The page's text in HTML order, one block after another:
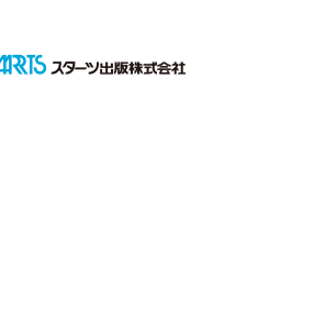
作品を読む